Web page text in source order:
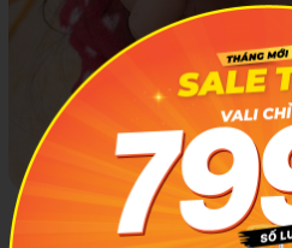
Tomofarm luôn nỗ lực cải tiến
lượng cao, thơm ngọt và không